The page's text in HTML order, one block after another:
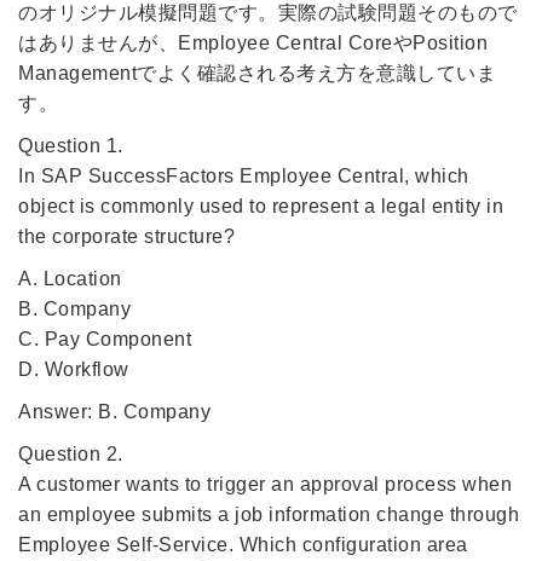
のオリジナル模擬問題です。実際の試験問題そのもので
はありませんが、Employee Central CoreやPosition
Managementでよく確認される考え方を意識していま
す。
Question 1.
In SAP SuccessFactors Employee Central, which
object is commonly used to represent a legal entity in
the corporate structure?
A. Location
B. Company
C. Pay Component
D. Workflow
Answer: B. Company
Question 2.
A customer wants to trigger an approval process when
an employee submits a job information change through
Employee Self-Service. Which configuration area